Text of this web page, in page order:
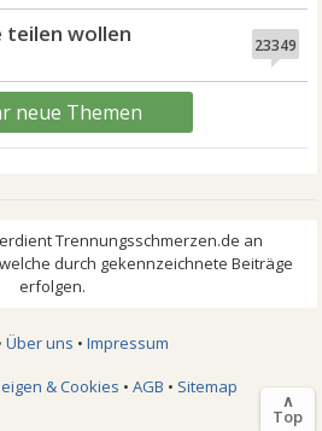
23349
teilen wollen
neue Themen
Über uns • Impressum
& Cookies • AGB • Sitemap
∧
Top